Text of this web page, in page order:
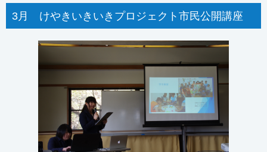
3月 けやきいきいきプロジェクト市民公開講座